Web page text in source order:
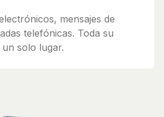
mensajes de
telefónicas. Toda su
solo lugar.